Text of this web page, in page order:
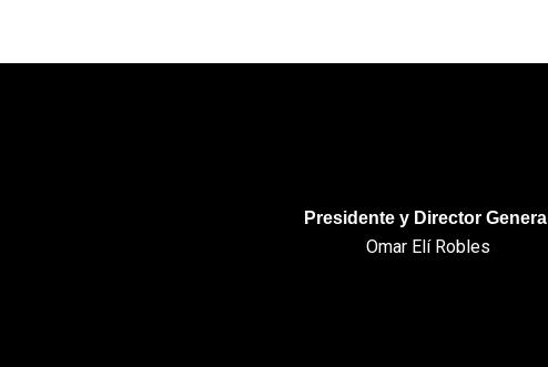
Presidente y Director General
Omar Elí Robles